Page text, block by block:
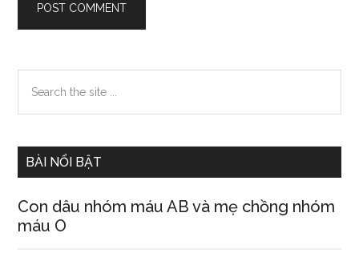
Primary
Sidebar
the
BÀI NỔI BẬT
Con dâu nhóm máu AB và mẹ chồng nhóm
máu O